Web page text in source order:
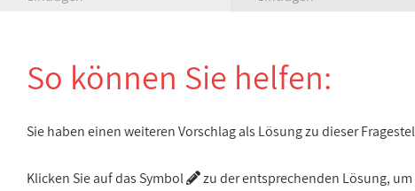
So können Sie helfen:
Sie haben einen weiteren Vorschlag als Lösung zu dieser
Klicken Sie auf das Symbol
zu der entsprechenden Lösung,